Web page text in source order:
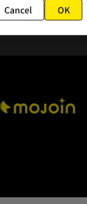
第17話 最後希望
Cancel OK